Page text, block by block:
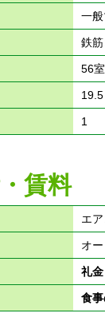
一
鉄
56室
1
賃料
エ
オ
礼金
食